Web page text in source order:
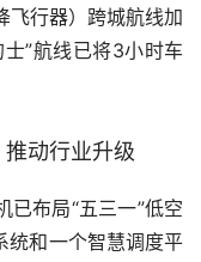
飞行器）跨城航线加
”航线已将3小时车
动行业升级
布局“五三一”低空
统和一个智慧调度平